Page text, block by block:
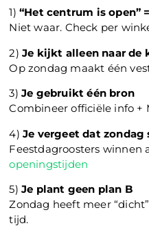
1)“Het centrum is open”
Niet waar. Check per
2)Je kijkt alleen naar de
Op zondag maakt één
3)Je gebruikt één bron
Combineer officiële info +
4)Je vergeet dat zondag
Feestdagroosters winnen
openingstijden
5)Je plant geen plan B
Zondag heeft meer
tijd.